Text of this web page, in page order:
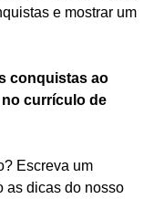
e mostrar um
conquistas ao
currículo de
Escreva um
as dicas do nosso